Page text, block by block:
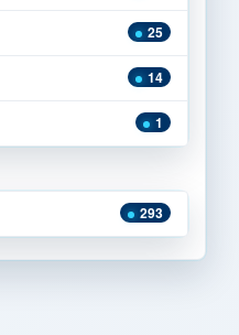
25
14
1
293